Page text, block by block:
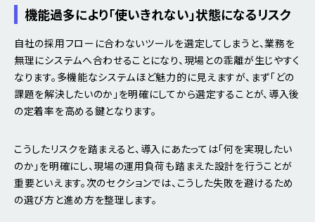
機能過多により「使いきれない」状態になるリスク
自社の採用フローに合わないツールを選定してしまうと、業務を
無理にシステムへ合わせることになり、現場との乖離が生じやすく
なります。多機能なシステムほど魅力的に見えますが、まず「どの
課題を解決したいのか」を明確にしてから選定することが、導入後
の定着率を高める鍵となります。
こうしたリスクを踏まえると、導入にあたっては「何を実現したい
のか」を明確にし、現場の運用負荷も踏まえた設計を行うことが
重要といえます。次のセクションでは、こうした失敗を避けるため
の選び方と進め方を整理します。